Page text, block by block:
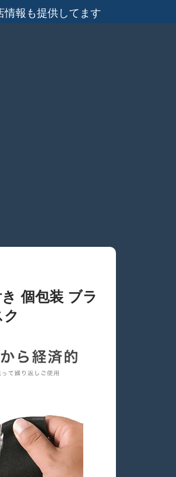
情報も提供してます
個包装 ブラ